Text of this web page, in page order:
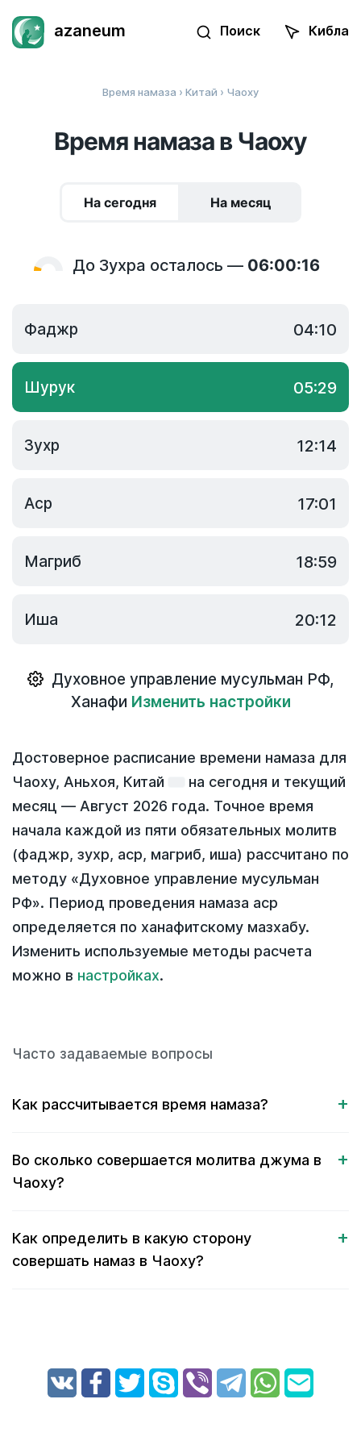
azaneum Поиск Кибла
Время намаза › Китай › Чаоху
Время намаза в Чаоху
На сегодня На месяц
До Зухра осталось — 06:00:16
Фаджр 04:10
Шурук 05:29
Зухр 12:14
Аср 17:01
Магриб 18:59
Иша 20:12
Духовное управление мусульман РФ,
Ханафи Изменить настройки
Достоверное расписание времени намаза для
Чаоху, Аньхоя, Китай
на сегодня и текущий
месяц — Август 2026 года. Точное время
начала каждой из пяти обязательных молитв
(фаджр, зухр, аср, магриб, иша) рассчитано по
методу «Духовное управление мусульман
РФ». Период проведения намаза аср
определяется по ханафитскому мазхабу.
Изменить используемые методы расчета
можно в настройках.
Часто задаваемые вопросы
Как рассчитывается время намаза?
Во сколько совершается молитва джума в
Чаоху?
Как определить в какую сторону
совершать намаз в Чаоху?